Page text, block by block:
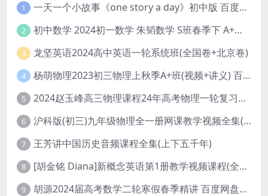
1 一天一个小故事《one story a day》初中版 百度网盘分享下载
2 初中数学 2024初一数学 朱韬数学 S班春季下 A+班春季下 百度云网盘
3 龙坚英语2024高中英语一轮系统班(全国卷+北京卷)
4 杨萌物理2023初三物理上秋季A+班(视频+讲义) 百度网盘分享
5 2024赵玉峰高三物理课程24年高考物理一轮复习网课教程
6 沪科版(初三)九年级物理全一册网课教学视频全集(录播版 杜春雨 66讲)
7 王芳讲中国历史音频课程全集(上下五千年)
8 [胡金铭 Diana]新概念英语第1册教学视频课程(全集 百度网盘下载)
9 胡源2024届高考数学二轮寒假春季精讲 百度网盘分享